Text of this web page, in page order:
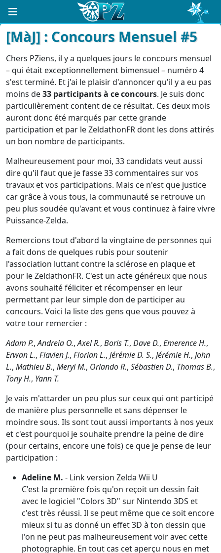
[MàJ] : Concours Mensuel #5
Chers PZiens, il y a quelques jours le concours mensuel
– qui était exceptionnellement bimensuel – numéro 4
s'est terminé. Et j'ai le plaisir d'annoncer qu'il y a eu pas
moins de33 participants à ce concours. Je suis donc
particulièrement content de ce résultat. Ces deux mois
auront donc été marqués par cette grande
participation et par le ZeldathonFR dont les dons attirés
un bon nombre de participants.
Malheureusement pour moi, 33 candidats veut aussi
dire qu'il faut que je fasse 33 commentaires sur vos
travaux et vos participations. Mais ce n'est que justice
car grâce à vous tous, la communauté se retrouve un
peu plus soudée qu'avant et vous continuez à faire vivre
Puissance-Zelda.
Remercions tout d'abord la vingtaine de personnes qui
a fait dons de quelques rubis pour soutenir
l'association luttant contre la sclérose en plaque et
pour le ZeldathonFR. C'est un acte généreux que nous
avons souhaité féliciter et récompenser en leur
permettant par leur simple don de participer au
concours. Voici la liste des gens que vous pouvez à
votre tour remercier :
Adam P.,Andreia O.,Axel R., Boris T., Dave D., Emerence H.,
Erwan L., Flavien J., Florian L., Jérémie D. S., Jérémie H., John
L., Mathieu B., Meryl M., Orlando R., Sébastien D., Thomas B.,
Tony H., Yann T.
Je vais m'attarder un peu plus sur ceux qui ont participé
de manière plus personnelle et sans dépenser le
moindre sous. Ils sont tout aussi importants à nos yeux
et c'est pourquoi je souhaite prendre la peine de dire
(pour certains, encore une fois) ce que je pense de leur
participation :
Adeline M. - Link version Zelda Wii U
C'est la première fois qu'on reçoit un dessin fait
avec le logiciel "Colors 3D" sur Nintendo 3DS et
c'est très réussi. Il se peut même que ce soit encore
mieux si tu as donné un effet 3D à ton dessin que
l'on ne peut pas malheureusement voir avec cette
photographie. En tout cas cet aperçu nous en met